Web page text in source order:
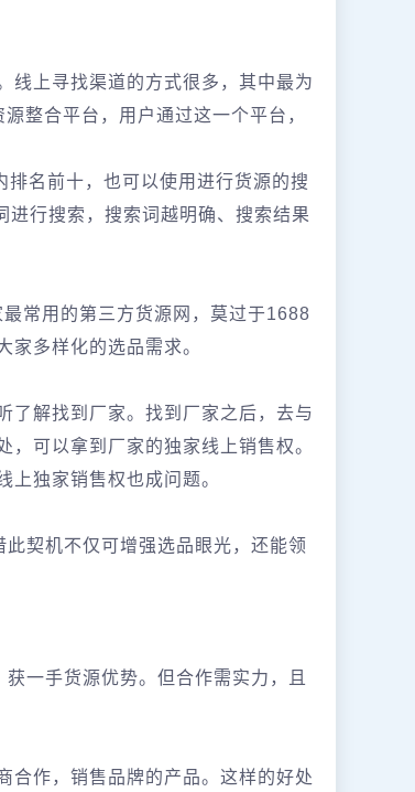
线上寻找渠道的方式很多，其中最为
整合平台，用户通过这一个平台，
名前十，也可以使用进行货源的搜
行搜索，搜索词越明确、搜索结果
常用的第三方货源网，莫过于1688
家多样化的选品需求。
了解找到厂家。找到厂家之后，去与
可以拿到厂家的独家线上销售权。
独家销售权也成问题。
契机不仅可增强选品眼光，还能领
一手货源优势。但合作需实力，且
合作，销售品牌的产品。这样的好处